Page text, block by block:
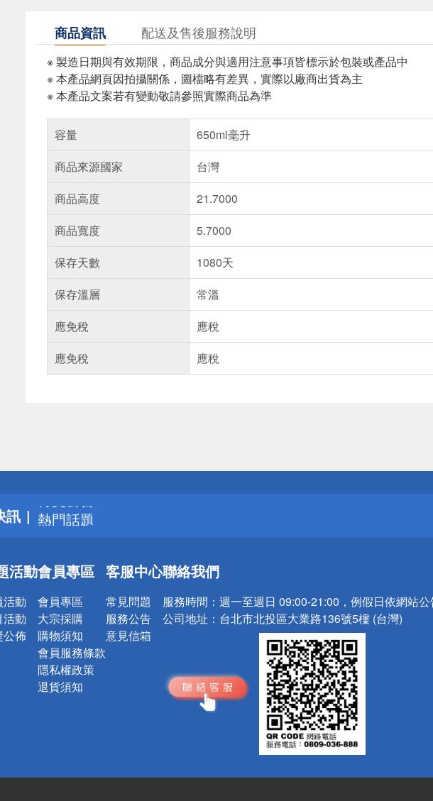
商品資訊 配送及售後服務說明
※ 製造日期與有效期限，商品成分與適用注意事項皆標示於包裝或產品中
※ 本產品網頁因拍攝關係，圖檔略有差異，實際以廠商出貨為主
※ 本產品文案若有變動敬請參照實際商品為準
容量
650ml毫升
商品來源國家
台灣
商品高度
21.7000
商品寬度
5.7000
保存天數
1080天
保存溫層
常溫
應免稅
應稅
應免稅
應稅
訊
詐騙網頁！請小心！
得獎公告
熱門話題
銀行優惠
詐騙網頁！請小心！
活動
活動
活動
公佈
會員專區
會員專區
大宗採購
購物須知
會員服務條款
隱私權政策
退貨須知
客服中心
常見問題
服務公告
意見信箱
聯絡我們
服務時間： 週一至週日 09:00-21:00，例假日依網站
公司地址： 台北市北投區大業路136號5樓 (台灣)